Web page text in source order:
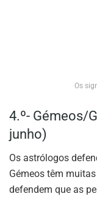
Os
4.º- Gémeos/
junho)
Os astrólogos
Gémeos têm
defendem que as